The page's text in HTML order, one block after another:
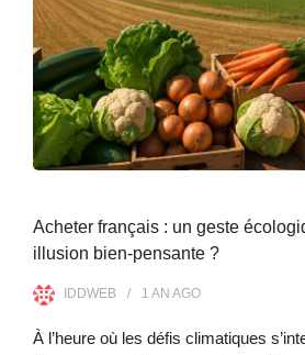
Acheter français : un geste
illusion bien-pensante ?
IDDWEB 1 AN AGO
À l’heure où les défis climatiques